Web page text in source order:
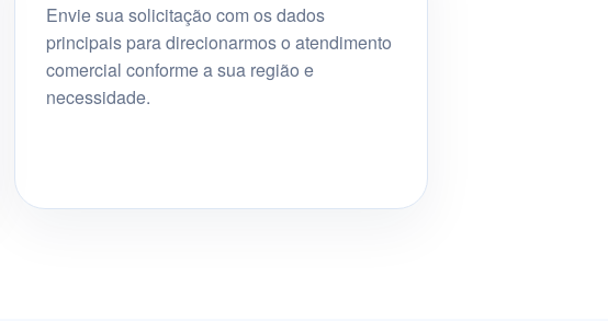
Envie sua solicitação com os dados
principais para direcionarmos o atendimento
comercial conforme a sua região e
necessidade.